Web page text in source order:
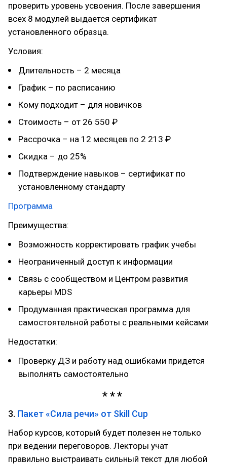
проверить уровень усвоения. После завершения
всех 8 модулей выдается сертификат
установленного образца.
Условия:
Длительность – 2 месяца
График – по расписанию
Кому подходит – для новичков
Стоимость – от 26 550 ₽
Рассрочка – на 12 месяцев по 2 213 ₽
Скидка – до 25%
Подтверждение навыков – сертификат по
установленному стандарту
Программа
Преимущества:
Возможность корректировать график учебы
Неограниченный доступ к информации
Связь с сообществом и Центром развития
карьеры MDS
Продуманная практическая программа для
самостоятельной работы с реальными кейсами
Недостатки:
Проверку ДЗ и работу над ошибками придется
выполнять самостоятельно
3. Пакет «Сила речи» от Skill Cup
Набор курсов, который будет полезен не только
при ведении переговоров. Лекторы учат
правильно выстраивать сильный текст для любой